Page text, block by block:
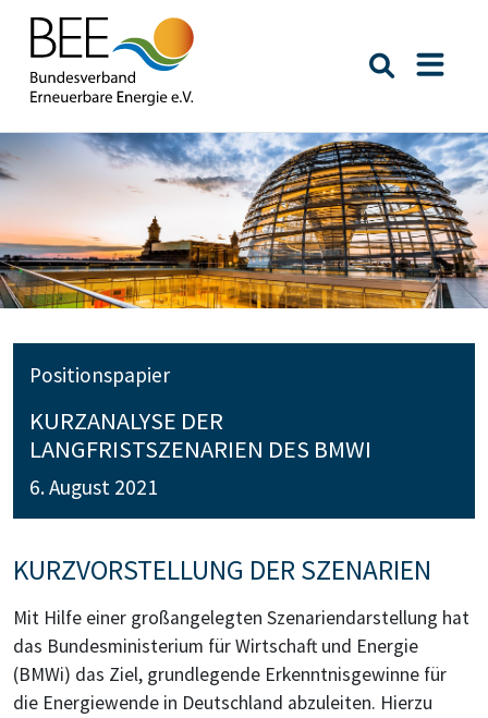
Suche
Positionspapier
KURZANALYSE DER
LANGFRISTSZENARIEN DES BMWI
6. August 2021
KURZVORSTELLUNG DER SZENARIEN
Mit Hilfe einer großangelegten Szenariendarstellung hat
das Bundesministerium für Wirtschaft und Energie
(BMWi) das Ziel, grundlegende Erkenntnisgewinne für
die Energiewende in Deutschland abzuleiten. Hierzu